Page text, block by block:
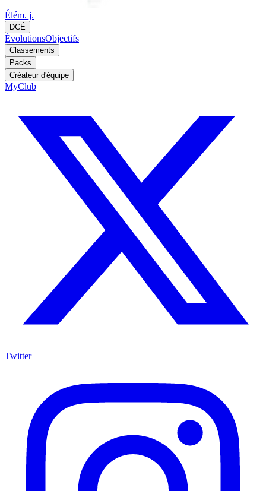
Élém. j.
DCÉ
ÉvolutionsObjectifs
Classements
Packs
Créateur d'équipe
MyClub
Twitter